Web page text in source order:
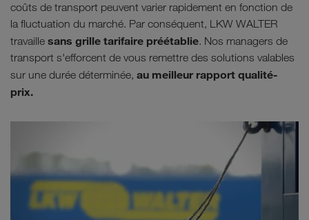
coûts de transport peuvent varier rapidement en fonction de
la fluctuation du marché. Par conséquent, LKW WALTER
travaille sans grille tarifaire préétablie. Nos managers de
transport s'efforcent de vous remettre des solutions valables
sur une durée déterminée, au meilleur rapport qualité-
prix.